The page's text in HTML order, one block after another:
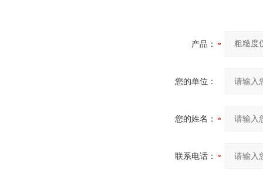
产品：
您的单位：
您的姓名：
联系电话：